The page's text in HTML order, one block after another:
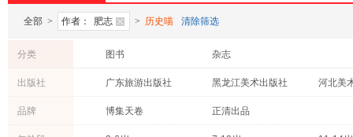
全部 > 作者： 肥志 > 历史喵 清除筛选
分类 图书 杂志
出版社 广东旅游出版社 黑龙江美术出版社
河北美
北京大学出版社
品牌 博集天卷 正清出品
加